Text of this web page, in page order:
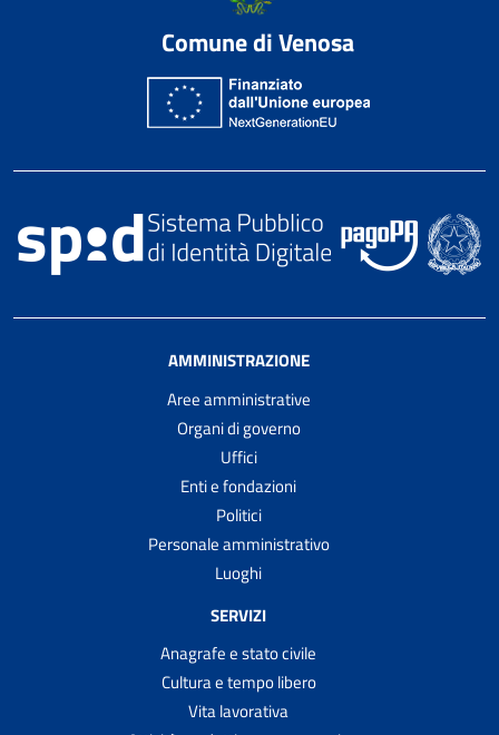
Comune di Venosa
AMMINISTRAZIONE
Aree amministrative
Organi di governo
Uffici
Enti e fondazioni
Politici
Personale amministrativo
Luoghi
SERVIZI
Anagrafe e stato civile
Cultura e tempo libero
Vita lavorativa